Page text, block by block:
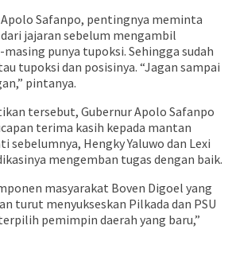
Safanpo, pentingnya meminta
jajaran sebelum mengambil
punya tupoksi. Sehingga sudah
tupoksi dan posisinya. “Jagan sampai
pintanya.
tersebut, Gubernur Apolo Safanpo
terima kasih kepada mantan
sebelumnya, Hengky Yaluwo dan Lexi
mengemban tugas dengan baik.
masyarakat Boven Digoel yang
turut menyukseskan Pilkada dan PSU
pemimpin daerah yang baru,”